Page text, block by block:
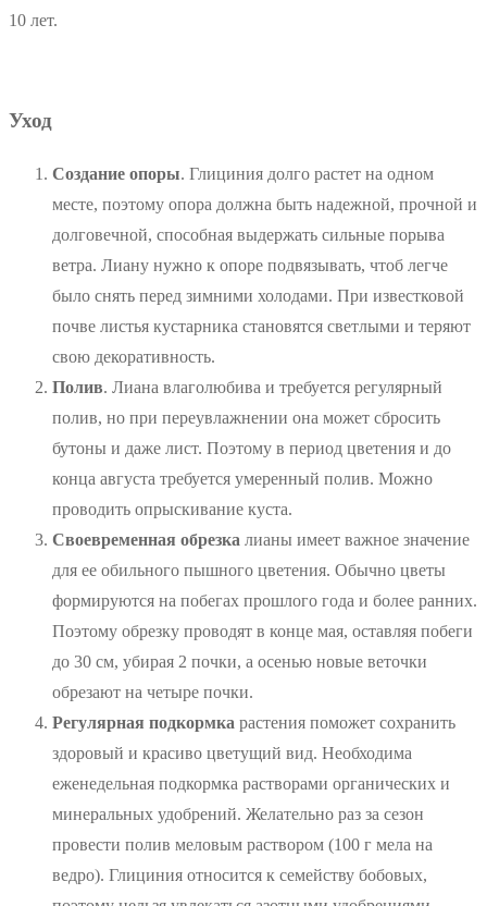
10 лет.
Уход
Создание опоры. Глициния долго растет на одном
месте, поэтому опора должна быть надежной, прочной и
долговечной, способная выдержать сильные порыва
ветра. Лиану нужно к опоре подвязывать, чтоб легче
было снять перед зимними холодами. При известковой
почве листья кустарника становятся светлыми и теряют
свою декоративность.
Полив. Лиана влаголюбива и требуется регулярный
полив, но при переувлажнении она может сбросить
бутоны и даже лист. Поэтому в период цветения и до
конца августа требуется умеренный полив. Можно
проводить опрыскивание куста.
Своевременная обрезка лианы имеет важное значение
для ее обильного пышного цветения. Обычно цветы
формируются на побегах прошлого года и более ранних.
Поэтому обрезку проводят в конце мая, оставляя побеги
до 30 см, убирая 2 почки, а осенью новые веточки
обрезают на четыре почки.
Регулярная подкормка растения поможет сохранить
здоровый и красиво цветущий вид. Необходима
еженедельная подкормка растворами органических и
минеральных удобрений. Желательно раз за сезон
провести полив меловым раствором (100 г мела на
ведро). Глициния относится к семейству бобовых,